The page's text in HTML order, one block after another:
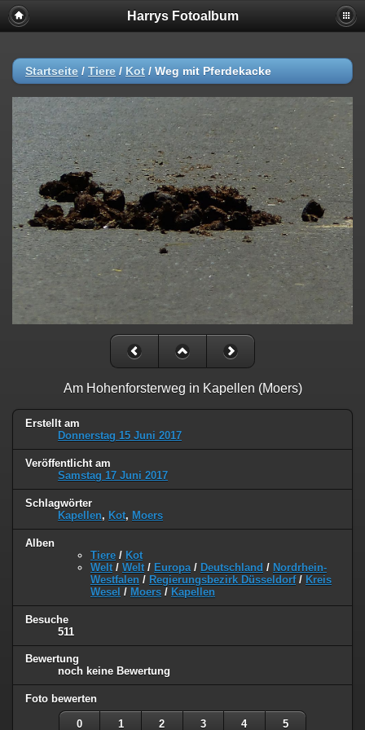
Harrys Fotoalbum
Startseite / Tiere / Kot / Weg mit Pferdekacke
Am Hohenforsterweg in Kapellen (Moers)
Erstellt am
Donnerstag 15 Juni 2017
Veröffentlicht am
Samstag 17 Juni 2017
Schlagwörter
Kapellen, Kot, Moers
Alben
Tiere / Kot
Welt / Welt / Europa / Deutschland / Nordrhein-
Westfalen / Regierungsbezirk Düsseldorf/ Kreis
Wesel / Moers / Kapellen
Besuche
511
Bewertung
noch keine Bewertung
Foto bewerten
0 1 2 3 4 5